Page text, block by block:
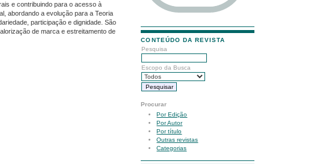
CONTEÚDO DA REVISTA
Pesquisa
Escopo da Busca
Procurar
Por Edição
Por Autor
Por título
Outras revistas
Categorias
e contribuindo para o acesso à
abordando a evolução para a Teoria
participação e dignidade. São
de marca e estreitamento de